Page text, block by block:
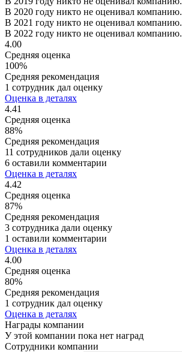
В 2020 году никто не оценивал компанию.
В 2021 году никто не оценивал компанию.
В 2022 году никто не оценивал компанию.
4.00
Средняя оценка
100%
Средняя рекомендация
1 сотрудник дал оценку
Оценка в деталях
4.41
Средняя оценка
88%
Средняя рекомендация
11 сотрудников дали оценку
6 оставили комментарии
Оценка в деталях
4.42
Средняя оценка
87%
Средняя рекомендация
3 сотрудника дали оценку
1 оставили комментарии
Оценка в деталях
4.00
Средняя оценка
80%
Средняя рекомендация
1 сотрудник дал оценку
Оценка в деталях
Награды компании
У этой компании пока нет наград
Сотрудники компании